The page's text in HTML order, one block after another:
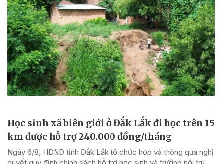
Học sinh xã biên giới ở Đắk Lắk đi học trên 15
km được hỗ trợ 240.000 đồng/tháng
Ngày 6/8, HĐND tỉnh Đắk Lắk tổ chức họp và thông qua nghị
quyết quy định chính sách hỗ trợ học sinh và trường nội trú